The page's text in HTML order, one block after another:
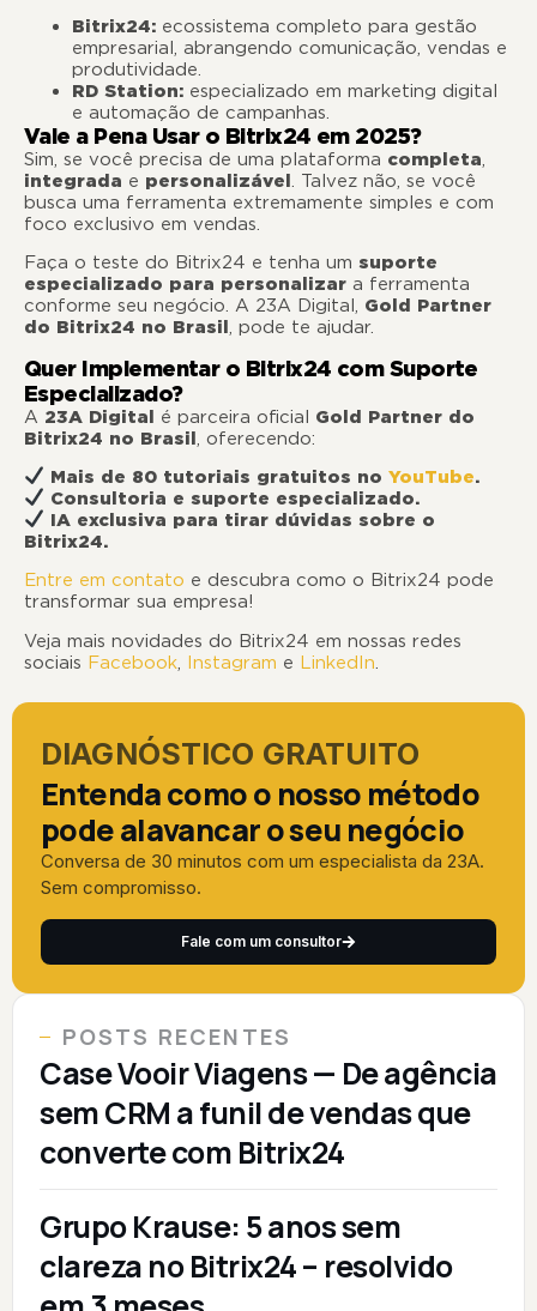
Bitrix24: ecossistema completo para gestão
empresarial, abrangendo comunicação, vendas e
produtividade.
RD Station: especializado em marketing digital
e automação de campanhas.
Vale a Pena Usar o Bitrix24 em 2025?
Sim, se você precisa de uma plataforma completa,
integrada e personalizável. Talvez não, se você
busca uma ferramenta extremamente simples e com
foco exclusivo em vendas.
Faça o teste do Bitrix24 e tenha um suporte
especializado para personalizar a ferramenta
conforme seu negócio. A 23A Digital, Gold Partner
do Bitrix24 no Brasil, pode te ajudar.
Quer Implementar o Bitrix24 com Suporte
Especializado?
A 23A Digital é parceira oficial Gold Partner do
Bitrix24 no Brasil , oferecendo:
Mais de 80 tutoriais gratuitos noYouTube.
Consultoria e suporte especializado.
IA exclusiva para tirar dúvidas sobre o
Bitrix24.
Entre em contato e descubra como o Bitrix24 pode
transformar sua empresa!
Veja mais novidades do Bitrix24 em nossas redes
sociais Facebook, Instagram e LinkedIn.
DIAGNÓSTICO GRATUITO
Entenda como o nosso método
pode alavancar o seu negócio
Conversa de 30 minutos com um especialista da 23A.
Sem compromisso.
Fale com um consultor
POSTS RECENTES
Case Vooir Viagens — De agência
sem CRM a funil de vendas que
converte com Bitrix24
Grupo Krause: 5 anos sem
clareza no Bitrix24 – resolvido